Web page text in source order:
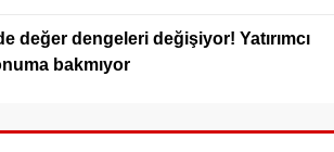
değer dengeleri değişiyor! Yatırımcı
bakmıyor